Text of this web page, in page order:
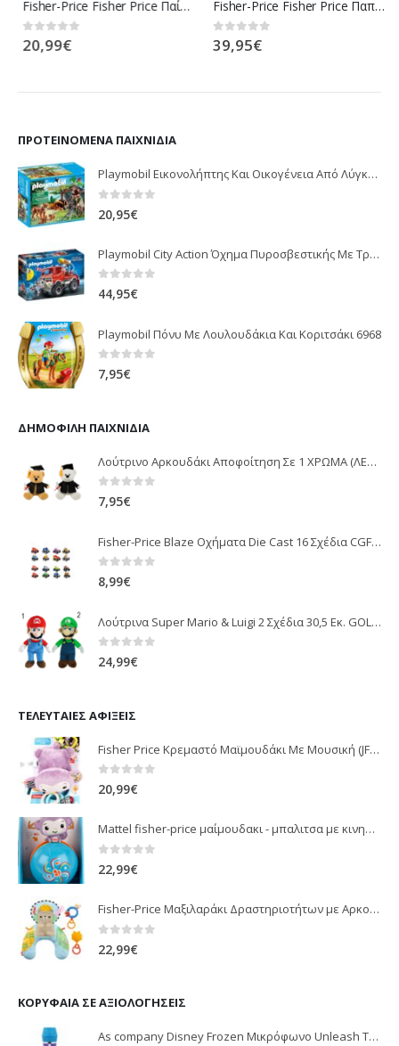
Fisher-Price Fisher Price Παίζω Και Μαθαίνω – Εκπαιδευτικό Βιβλίο FVT24
0out of 5
20,99€
Fisher-Price Fisher Price Παπλωμα-Γυμναστηριο 3 Σε 1 Ζωάκια Του Δάσους CDN47
0out of 5
39,95€
ΠΡΟΤΕΙΝΌΜΕΝΑ ΠΑΙΧΝΊΔΙΑ
Playmobil Εικονολήπτης Και Οικογένεια Από Λύγκες 5561
20,95€
Playmobil City Action Όχημα Πυροσβεστικής Με Τροχαλία Ρυμούλκησης 9466
0 out of 5
44,95€
Playmobil Πόνυ Με Λουλουδάκια Και Κοριτσάκι 6968
0out of 5
7,95€
ΔΗΜΟΦΙΛΉ ΠΑΙΧΝΊΔΙΑ
Λούτρινο Αρκουδάκι Αποφοίτηση Σε 1 ΧΡΩΜΑ (ΛΕΥΚΟ)25Εκ 1850
0out of 5
7,95€
Fisher-Price Blaze Οχήματα Die Cast 16 Σχέδια CGF20
0 out of 5
8,99€
Λούτρινα Super Mario & Luigi 2 Σχέδια 30,5 Εκ. GOL13769
0 out of 5
24,99€
ΤΕΛΕΥΤΑΊΕΣ ΑΦΊΞΕΙΣ
Fisher Price Κρεμαστό Μαϊμουδάκι Με Μουσική (JFF02)
0 out of 5
20,99€
Mattel fisher-price μαίμουδακι - μπαλιτσα με κινηση JLB95
0 out of 5
22,99€
Fisher-Price Μαξιλαράκι Δραστηριοτήτων με Αρκουδάκι (JHB44)
22,99€
ΚΟΡΥΦΑΊΑ ΣΕ ΑΞΙΟΛΟΓΉΣΕΙΣ
As company Disney Frozen Μικρόφωνο Unleash The Magic 6010-62631